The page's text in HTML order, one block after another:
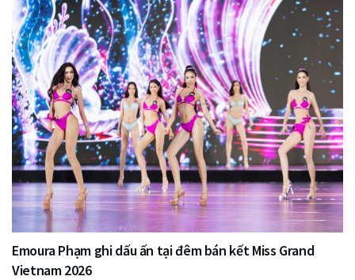
Emoura Phạm ghi dấu ấn tại đêm bán kết Miss Grand
Vietnam 2026